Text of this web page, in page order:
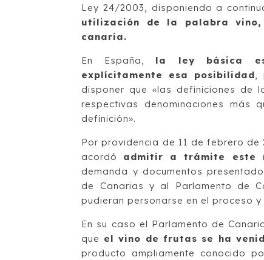
Ley 24/2003, disponiendo a
utilización de la palabra
canaria.
En España, la ley básica
explícitamente esa posibilidad,
disponer que «las definiciones de
respectivas denominaciones más
definición».
Por providencia de 11 de febrero de
acordó admitir a trámite este
demanda y documentos
de Canarias y al Parlamento de
pudieran personarse en el proceso
En su caso el Parlamento de
que el vino de frutas se ha
producto ampliamente conocido